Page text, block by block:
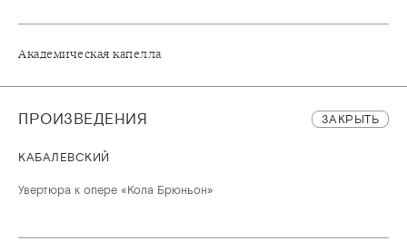
Академическая капелла
ПРОИЗВЕДЕНИЯ ЗАКРЫТЬ
КАБАЛЕВСКИЙ
Увертюра к опере «Кола Брюньон»